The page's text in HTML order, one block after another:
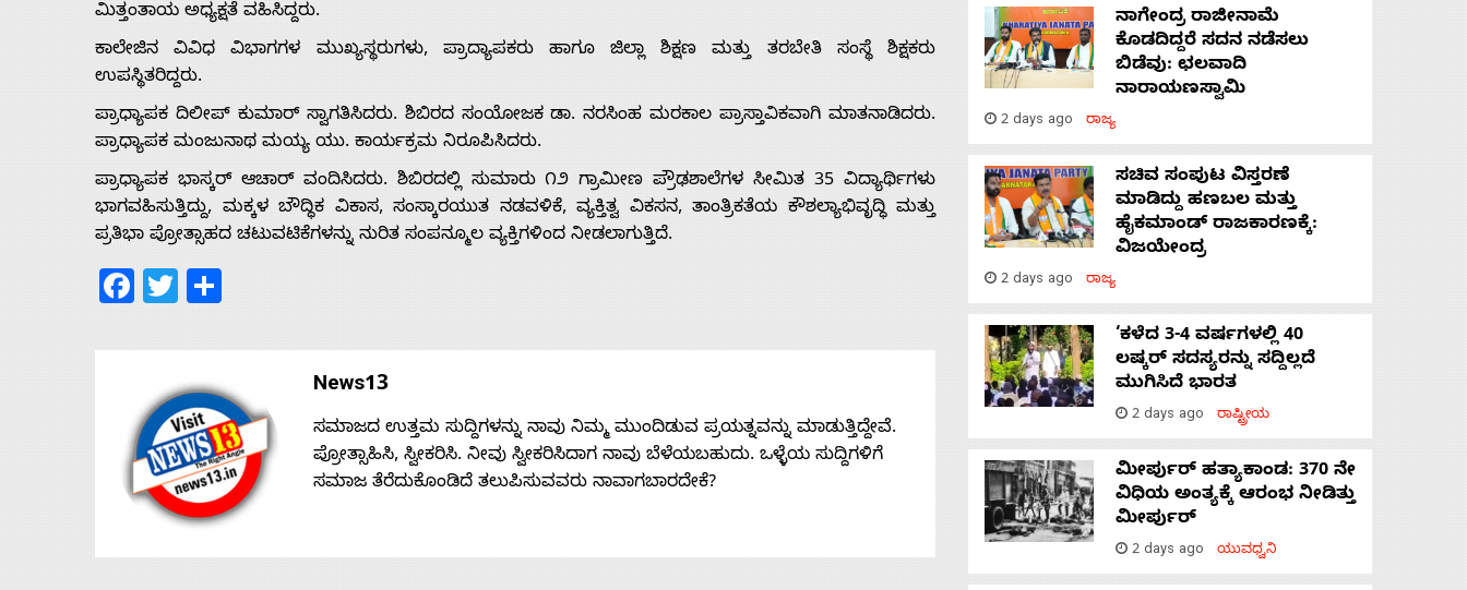
Home
About
Advertise
Contact
ಮಿತ್ತಂತಾಯ ಅಧ್ಯಕ್ಷತೆ ವಹಿಸಿದ್ದರು.
ಕಾಲೇಜಿನ ವಿವಿಧ ವಿಭಾಗಗಳ ಮುಖ್ಯಸ್ಥರುಗಳು, ಪ್ರಾದ್ಯಾಪಕರು ಹಾಗೂ ಜಿಲ್ಲಾ ಶಿಕ್ಷಣ ಮತ್ತು ತರಬೇತಿ ಸಂಸ್ಥೆ ಶಿಕ್ಷಕರು
ಉಪಸ್ಥಿತರಿದ್ದರು.
ಪ್ರಾಧ್ಯಾಪಕ ದಿಲೀಪ್ ಕುಮಾರ್ ಸ್ವಾಗತಿಸಿದರು. ಶಿಬಿರದ ಸಂಯೋಜಕ ಡಾ. ನರಸಿಂಹ ಮರಕಾಲ ಪ್ರಾಸ್ತಾವಿಕವಾಗಿ ಮಾತನಾಡಿದರು.
ಪ್ರಾಧ್ಯಾಪಕ ಮಂಜುನಾಥ ಮಯ್ಯ ಯು. ಕಾರ್ಯಕ್ರಮ ನಿರೂಪಿಸಿದರು.
ಪ್ರಾಧ್ಯಾಪಕ ಭಾಸ್ಕರ್ ಆಚಾರ್ ವಂದಿಸಿದರು. ಶಿಬಿರದಲ್ಲಿ ಸುಮಾರು ೧೨ ಗ್ರಾಮೀಣ ಪ್ರೌಢಶಾಲೆಗಳ ಸೀಮಿತ 35 ವಿದ್ಯಾರ್ಥಿಗಳು
ಭಾಗವಹಿಸುತ್ತಿದ್ದು, ಮಕ್ಕಳ ಬೌದ್ಧಿಕ ವಿಕಾಸ, ಸಂಸ್ಕಾರಯುತ ನಡವಳಿಕೆ, ವ್ಯಕ್ತಿತ್ವ ವಿಕಸನ, ತಾಂತ್ರಿಕತೆಯ ಕೌಶಲ್ಯಾಭಿವೃದ್ಧಿ ಮತ್ತು
ಪ್ರತಿಭಾ ಪ್ರೋತ್ಸಾಹದ ಚಟುವಟಿಕೆಗಳನ್ನು ನುರಿತ ಸಂಪನ್ಮೂಲ ವ್ಯಕ್ತಿಗಳಿಂದ ನೀಡಲಾಗುತ್ತಿದೆ.
Facebook
Twitter
News13
ಸಮಾಜದ ಉತ್ತಮ ಸುದ್ದಿಗಳನ್ನು ನಾವು ನಿಮ್ಮ ಮುಂದಿಡುವ ಪ್ರಯತ್ನವನ್ನು ಮಾಡುತ್ತಿದ್ದೇವೆ.
ಪ್ರೋತ್ಸಾಹಿಸಿ, ಸ್ವೀಕರಿಸಿ. ನೀವು ಸ್ವೀಕರಿಸಿದಾಗ ನಾವು ಬೆಳೆಯಬಹುದು. ಒಳ್ಳೆಯ ಸುದ್ದಿಗಳಿಗೆ
ಸಮಾಜ ತೆರೆದುಕೊಂಡಿದೆ ತಲುಪಿಸುವವರು ನಾವಾಗಬಾರದೇಕೆ?
ನಾಗೇಂದ್ರ ರಾಜೀನಾಮೆ
ಕೊಡದಿದ್ದರೆ ಸದನ ನಡೆಸಲು
ಬಿಡೆವು: ಛಲವಾದಿ
ನಾರಾಯಣಸ್ವಾಮಿ
2 days ago ರಾಜ್ಯ
ಸಚಿವ ಸಂಪುಟ ವಿಸ್ತರಣೆ
ಮಾಡಿದ್ದು ಹಣಬಲ ಮತ್ತು
ಹೈಕಮಾಂಡ್ ರಾಜಕಾರಣಕ್ಕೆ:
ವಿಜಯೇಂದ್ರ
2 days ago ರಾಜ್ಯ
‘ಕಳೆದ 3-4 ವರ್ಷಗಳಲ್ಲಿ 40
ಲಷ್ಕರ್ ಸದಸ್ಯರನ್ನು ಸದ್ದಿಲ್ಲದೆ
ಮುಗಿಸಿದೆ ಭಾರತ
2 days ago ರಾಷ್ಟ್ರೀಯ
ಮೀರ್ಪುರ್ ಹತ್ಯಾಕಾಂಡ: 370 ನೇ
ವಿಧಿಯ ಅಂತ್ಯಕ್ಕೆ ಆರಂಭ ನೀಡಿತ್ತು
ಮೀರ್ಪುರ್
2 days ago ಯುವಧ್ವನಿ